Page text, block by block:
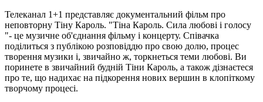
Телеканал 1+1 представляє документальний фільм про
неповторну Тіну Кароль. "Тіна Кароль. Сила любові і голосу
"- це музичне об'єднання фільму і концерту. Співачка
поділиться з публікою розповіддю про свою долю, процес
творення музики і, звичайно ж, торкнеться теми любові. Ви
поринете в звичайний будній Тіни Кароль, а також дізнаєтеся
про те, що надихає на підкорення нових вершин в клопіткому
творчому процесі.